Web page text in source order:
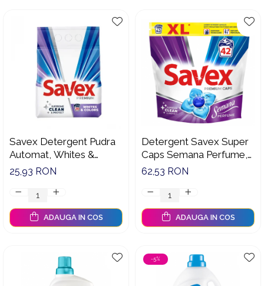
Savex Detergent Pudra
Automat, Whites &
Colors, 2kg
25,93 RON
ADAUGA IN COS
Detergent Savex Super
Caps Semana Perfume,
42 spalari
62,53 RON
ADAUGA IN COS
-5%